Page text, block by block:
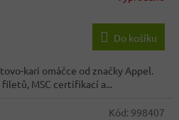
Do košíku
kari omáčce od značky Appel.
MSC certifikací a...
Kód: 998407